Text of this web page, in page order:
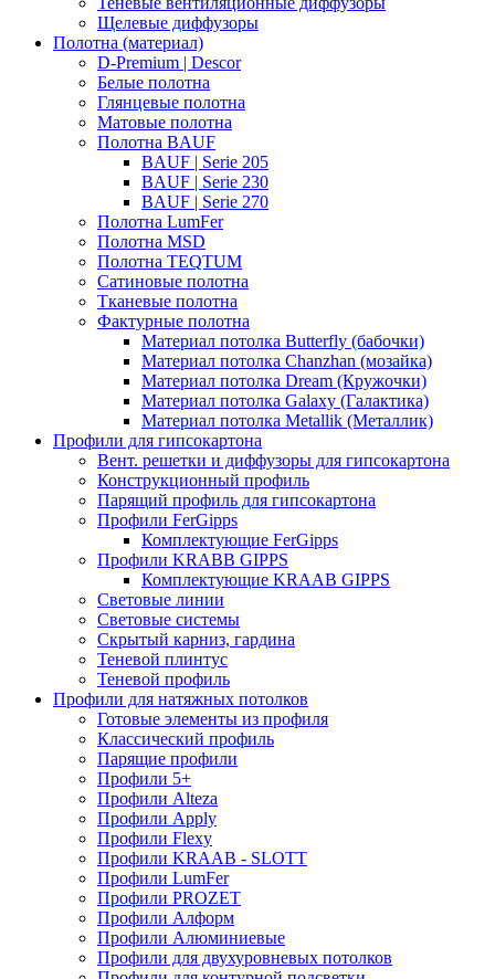
Щелевые диффузоры
Полотна (материал)
D-Premium | Descor
Белые полотна
Глянцевые полотна
Матовые полотна
Полотна BAUF
BAUF | Serie 205
BAUF | Serie 230
BAUF | Serie 270
Полотна LumFer
Полотна MSD
Полотна TEQTUM
Сатиновые полотна
Тканевые полотна
Фактурные полотна
Материал потолка Butterfly (бабочки)
Материал потолка Chanzhan (мозайка)
Материал потолка Dream (Кружочки)
Материал потолка Galaxy (Галактика)
Материал потолка Metallik (Металлик)
Профили для гипсокартона
Вент. решетки и диффузоры для гипсокартона
Конструкционный профиль
Парящий профиль для гипсокартона
Профили FerGipps
Комплектующие FerGipps
Профили KRABB GIPPS
Комплектующие KRAAB GIPPS
Световые линии
Световые системы
Скрытый карниз, гардина
Теневой плинтус
Теневой профиль
Профили для натяжных потолков
Готовые элементы из профиля
Классический профиль
Парящие профили
Профили 5+
Профили Alteza
Профили Apply
Профили Flexy
Профили KRAAB - SLOTT
Профили LumFer
Профили PROZET
Профили Алформ
Профили Алюминиевые
Профили для двухуровневых потолков